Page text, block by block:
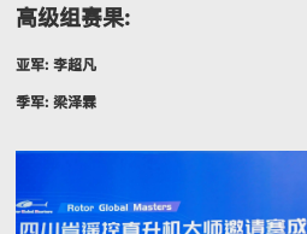
高级组赛果:
亚军: 李超凡
季军: 梁泽霖